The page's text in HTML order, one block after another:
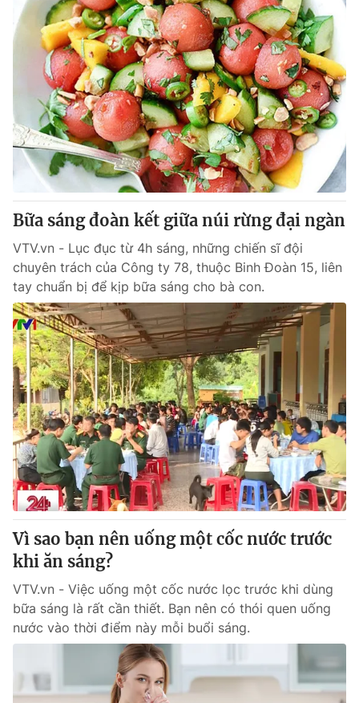
Bữa sáng đoàn kết giữa núi rừng đại ngàn
VTV.vn - Lục đục từ 4h sáng, những chiến sĩ đội
chuyên trách của Công ty 78, thuộc Binh Đoàn 15, liên
tay chuẩn bị để kịp bữa sáng cho bà con.
Vì sao bạn nên uống một cốc nước trước
khi ăn sáng?
VTV.vn - Việc uống một cốc nước lọc trước khi dùng
bữa sáng là rất cần thiết. Bạn nên có thói quen uống
nước vào thời điểm này mỗi buổi sáng.